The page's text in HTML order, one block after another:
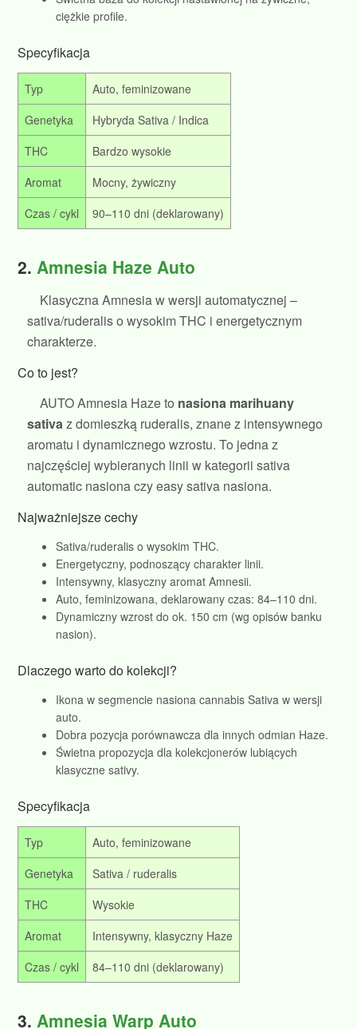
ciężkie profile.
Specyfikacja
Typ
Auto, feminizowane
Genetyka
Hybryda Sativa / Indica
THC
Bardzo wysokie
Aromat
Mocny, żywiczny
Czas / cykl
90–110 dni (deklarowany)
2.Amnesia Haze Auto
Klasyczna Amnesia w wersji automatycznej –
sativa/ruderalis o wysokim THC i energetycznym
charakterze.
Co to jest?
AUTO Amnesia Haze to nasiona marihuany
sativaz domieszką ruderalis, znane z intensywnego
aromatu i dynamicznego wzrostu. To jedna z
najczęściej wybieranych linii w kategorii sativa
automatic nasiona czy easy sativa nasiona.
Najważniejsze cechy
Sativa/ruderalis o wysokim THC.
Energetyczny, podnoszący charakter linii.
Intensywny, klasyczny aromat Amnesii.
Auto, feminizowana, deklarowany czas: 84–110 dni.
Dynamiczny wzrost do ok. 150 cm (wg opisów banku
nasion).
Dlaczego warto do kolekcji?
Ikona w segmencie nasiona cannabis Sativa w wersji
auto.
Dobra pozycja porównawcza dla innych odmian Haze.
Świetna propozycja dla kolekcjonerów lubiących
klasyczne sativy.
Specyfikacja
Typ
Auto, feminizowane
Genetyka
Sativa / ruderalis
THC
Wysokie
Aromat
Intensywny, klasyczny Haze
Czas / cykl
84–110 dni (deklarowany)
3.Amnesia Warp Auto